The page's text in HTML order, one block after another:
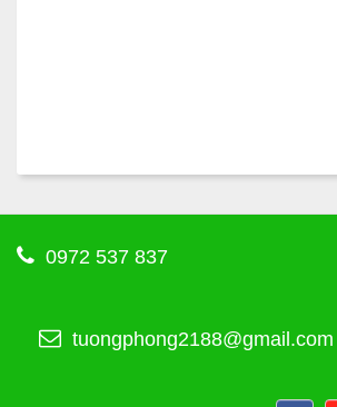
0972 537 837
tuongphong2188@gmail.com